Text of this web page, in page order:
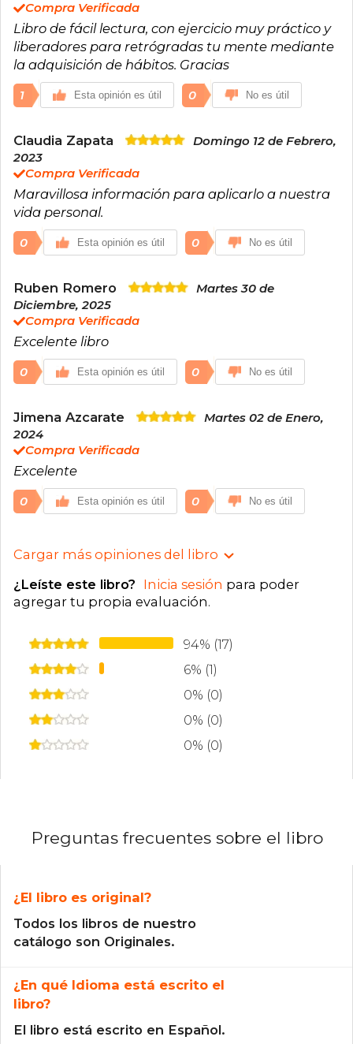
Compra Verificada
Libro de fácil lectura, con ejercicio muy práctico y
liberadores para retrógradas tu mente mediante
la adquisición de hábitos. Gracias
1 Esta opinión es útil 0 No es útil
Claudia Zapata
Domingo 12 de Febrero,
2023
Compra Verificada
Maravillosa información para aplicarlo a nuestra
vida personal.
0 Esta opinión es útil 0 No es útil
Ruben Romero
Martes 30 de
Diciembre, 2025
Compra Verificada
Excelente libro
0 Esta opinión es útil 0 No es útil
Jimena Azcarate
Martes 02 de Enero,
2024
Compra Verificada
Excelente
0 Esta opinión es útil 0 No es útil
Cargar más opiniones del libro
¿Leíste este libro? Inicia sesión para poder
agregar tu propia evaluación.
94% (17)
6% (1)
0% (0)
0% (0)
0% (0)
Preguntas frecuentes sobre el libro
¿El libro es original?
Todos los libros de nuestro
catálogo son Originales.
¿En qué Idioma está escrito el
libro?
El libro está escrito en Español.